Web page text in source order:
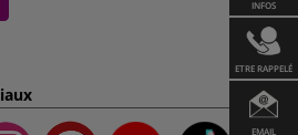
INFOS
ETRE RAPPELÉ
EMAIL